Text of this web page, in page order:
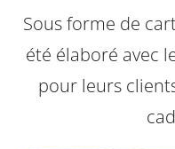
Sous forme de
été élaboré avec
pour leurs